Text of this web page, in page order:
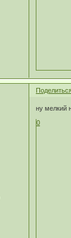
ну мелкий
0